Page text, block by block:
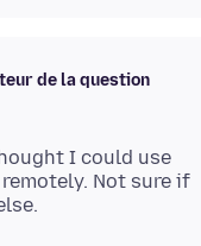
de la question
I could use
Not sure if